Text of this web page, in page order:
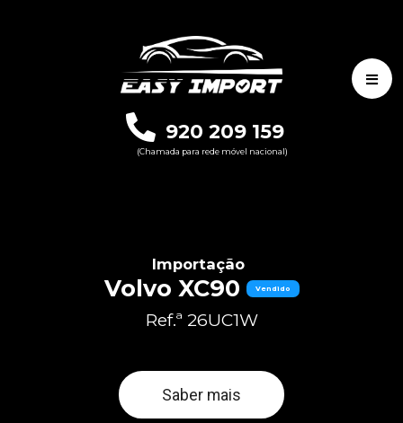
920 209 159
(Chamada para rede móvel nacional)
Importação
Volvo XC90 Vendido
Ref.ª 26UC1W
Saber mais